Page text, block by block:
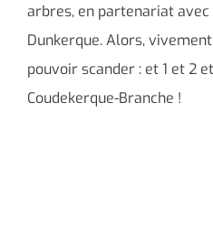
arbres, en partenariat avec
Dunkerque. Alors,
pouvoir scander : et 1 et 2
Coudekerque-Branche !